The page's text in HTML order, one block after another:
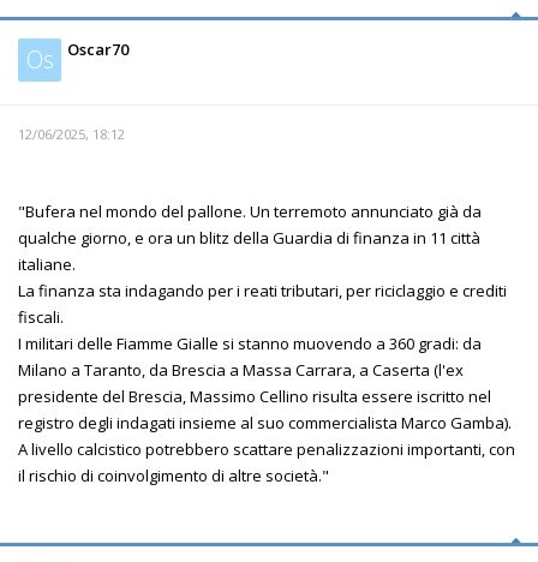
Os Oscar70
12/06/2025, 18:12
"Bufera nel mondo del pallone. Un terremoto annunciato già da
qualche giorno, e ora un blitz della Guardia di finanza in 11 città
italiane.
La finanza sta indagando per i reati tributari, per riciclaggio e crediti
fiscali.
I militari delle Fiamme Gialle si stanno muovendo a 360 gradi: da
Milano a Taranto, da Brescia a Massa Carrara, a Caserta (l'ex
presidente del Brescia, Massimo Cellino risulta essere iscritto nel
registro degli indagati insieme al suo commercialista Marco Gamba).
A livello calcistico potrebbero scattare penalizzazioni importanti, con
il rischio di coinvolgimento di altre società."